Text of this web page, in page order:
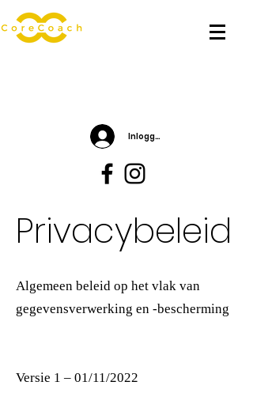
Inloggen
Privacybeleid
Algemeen beleid op het vlak van
gegevensverwerking en -bescherming
Versie 1 – 01/11/2022